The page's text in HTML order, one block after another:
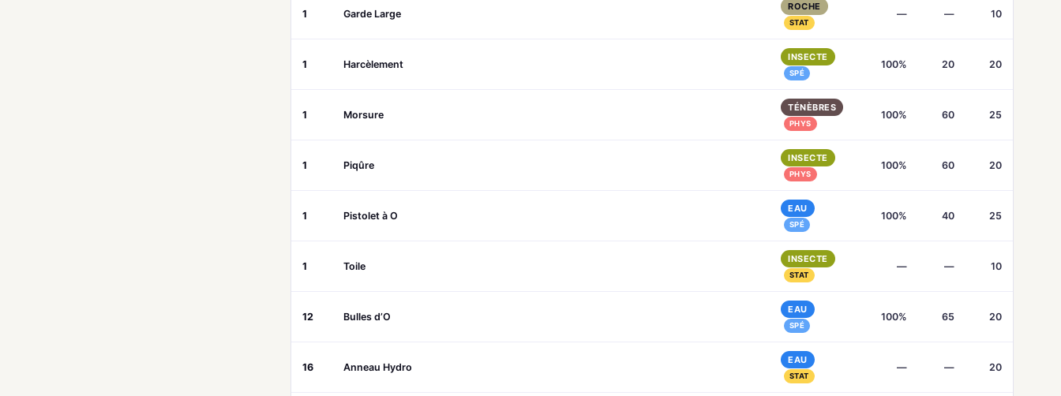
1 Garde Large
ROCHE
STAT
— — 10
1 Harcèlement
INSECTE
SPÉ
100% 20 20
1 Morsure
TÉNÈBRES
PHYS
100% 60 25
1 Piqûre
INSECTE
PHYS
100% 60 20
1 Pistolet à O
EAU
SPÉ
100% 40 25
1 Toile
INSECTE
STAT
— — 10
12 Bulles d’O
EAU
SPÉ
100% 65 20
16 Anneau Hydro
EAU
STAT
— — 20